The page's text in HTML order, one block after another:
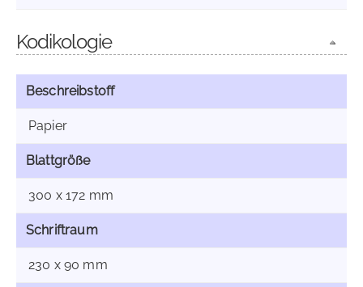
Kodikologie
Beschreibstoff
Papier
Blattgröße
300 x 172 mm
Schriftraum
230 x 90 mm